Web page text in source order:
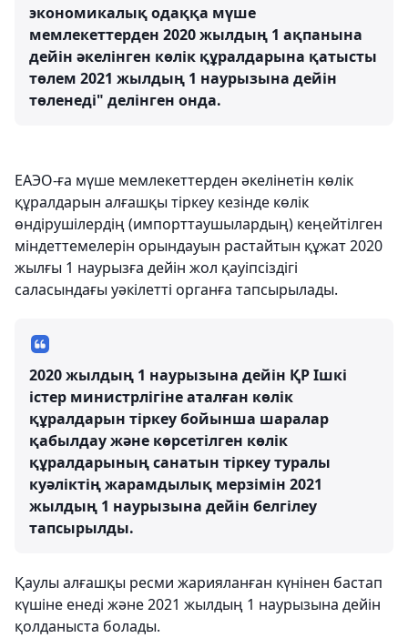
экономикалық одаққа мүше
мемлекеттерден 2020 жылдың 1 ақпанына
дейін әкелінген көлік құралдарына қатысты
төлем 2021 жылдың 1 наурызына дейін
төленеді" делінген онда.
ЕАЭО-ға мүше мемлекеттерден әкелінетін көлік
құралдарын алғашқы тіркеу кезінде көлік
өндірушілердің (импорттаушылардың) кеңейтілген
міндеттемелерін орындауын растайтын құжат 2020
жылғы 1 наурызға дейін жол қауіпсіздігі
саласындағы уәкілетті органға тапсырылады.
2020 жылдың 1 наурызына дейін ҚР Ішкі
істер министрлігіне аталған көлік
құралдарын тіркеу бойынша шаралар
қабылдау және көрсетілген көлік
құралдарының санатын тіркеу туралы
куәліктің жарамдылық мерзімін 2021
жылдың 1 наурызына дейін белгілеу
тапсырылды.
Қаулы алғашқы ресми жарияланған күнінен бастап
күшіне енеді және 2021 жылдың 1 наурызына дейін
қолданыста болады.